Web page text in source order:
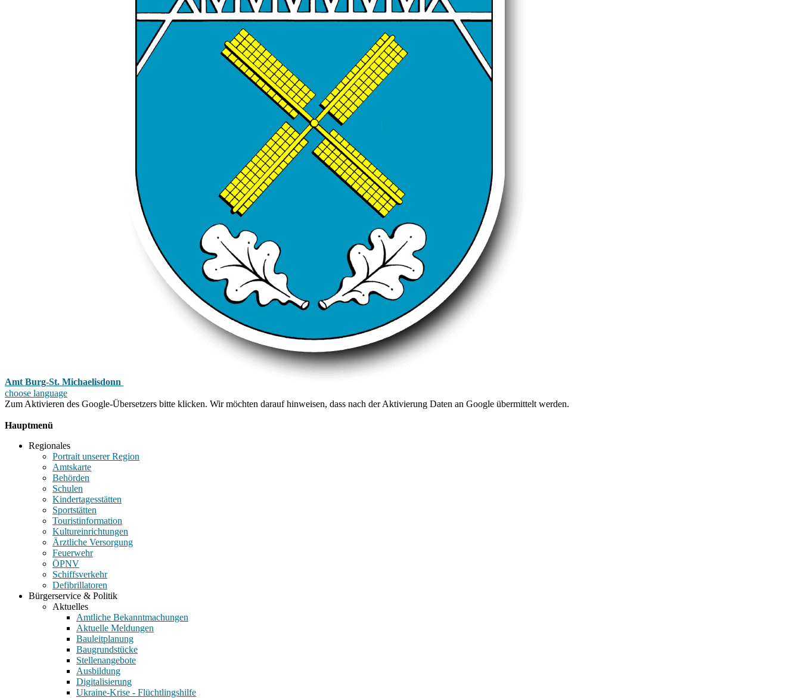
Amt Burg-St. Michaelisdonn
choose language
Zum Aktivieren des Google-Übersetzers bitte klicken. Wir möchten darauf hinweisen, dass nach der Aktivierung Daten an Google übermittelt werden.
Hauptmenü
Regionales
Portrait unserer Region
Amtskarte
Behörden
Schulen
Kindertagesstätten
Sportstätten
Touristinformation
Kultureinrichtungen
Ärztliche Versorgung
Feuerwehr
ÖPNV
Schiffsverkehr
Defibrillatoren
Bürgerservice & Politik
Aktuelles
Amtliche Bekanntmachungen
Aktuelle Meldungen
Bauleitplanung
Baugrundstücke
Stellenangebote
Ausbildung
Digitalisierung
Ukraine-Krise - Flüchtlingshilfe